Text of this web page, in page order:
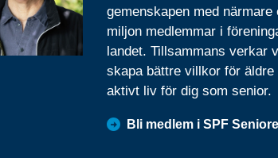
gemenskapen med närmare
miljon medlemmar i
landet. Tillsammans verkar
skapa bättre villkor för äldre
aktivt liv för dig som senior.
Bli medlem i SPF